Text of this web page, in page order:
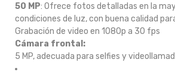
50 MP: Ofrece fotos detalladas en la
condiciones de luz, con buena calidad
Grabación de video en 1080p a 30 fps
Cámara frontal:
5 MP, adecuada para selfies y